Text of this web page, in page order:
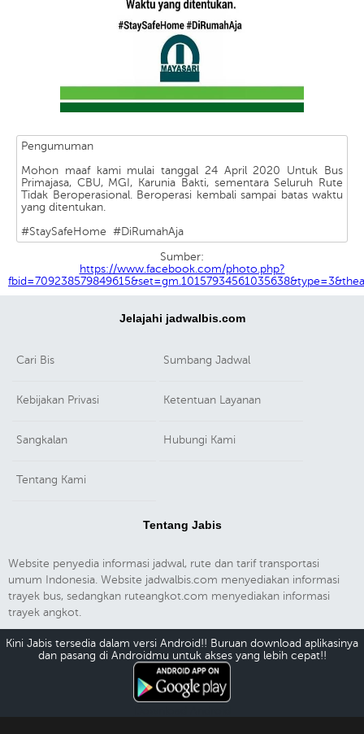
Pengumuman
Mohon maaf kami mulai tanggal 24 April 2020 Untuk Bus
Primajasa, CBU, MGI, Karunia Bakti, sementara Seluruh Rute
Tidak Beroperasional. Beroperasi kembali sampai batas waktu
yang ditentukan.
#StaySafeHome #DiRumahAja
Sumber:
https://www.facebook.com/photo.php?
Jelajahi jadwalbis.com
Cari Bis Sumbang Jadwal
Kebijakan Privasi Ketentuan Layanan
Sangkalan Hubungi Kami
Tentang Kami
Tentang Jabis
Website penyedia informasi jadwal, rute dan tarif transportasi
umum Indonesia. Website jadwalbis.com menyediakan informasi
trayek bus, sedangkan ruteangkot.com menyediakan informasi
trayek angkot.
Kini Jabis tersedia dalam versi Android!! Buruan download aplikasinya
dan pasang di Androidmu untuk akses yang lebih cepat!!